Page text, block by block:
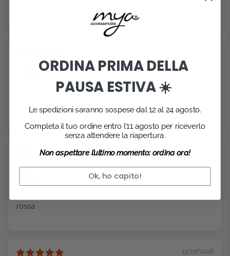
Roberta Fanciullacci
Bellissimi
14/07/2026
Melissa Rocchi
rossa
13/07/2026
ORDINA PRIMA DELLA
PAUSA ESTIVA ☀️
Le spedizioni saranno sospese dal 12 al 24 agosto.
Completa il tuo ordine entro l’11 agosto per riceverlo
senza attendere la riapertura.
Non aspettare l’ultimo momento: ordina ora!
Ok, ho capito!